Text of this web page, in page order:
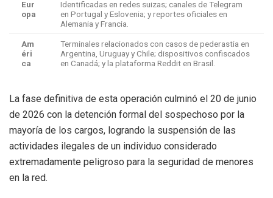
Eur
opa
Identificadas en redes suizas; canales de Telegram
en Portugal y Eslovenia; y reportes oficiales en
Alemania y Francia.
Am
éri
ca
Terminales relacionados con casos de pederastia en
Argentina, Uruguay y Chile; dispositivos confiscados
en Canadá; y la plataforma Reddit en Brasil.
La fase definitiva de esta operación culminó el 20 de junio
de 2026 con la detención formal del sospechoso por la
mayoría de los cargos, logrando la suspensión de las
actividades ilegales de un individuo considerado
extremadamente peligroso para la seguridad de menores
en la red.